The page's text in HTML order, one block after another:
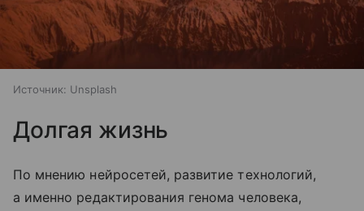
Источник: Unsplash
Долгая жизнь
По мнению нейросетей, развитие технологий,
а именно редактирования генома человека,